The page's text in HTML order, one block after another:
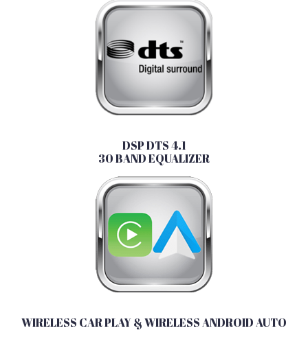
DSP DTS 4.1
30 BAND EQUALIZER
WIRELESS CAR PLAY & WIRELESS ANDROID AUTO